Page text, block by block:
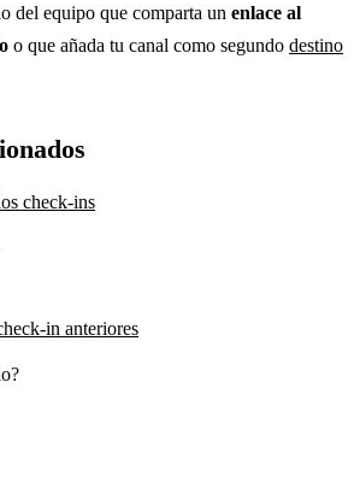
del equipo que comparta un enlace al
o que añada tu canal como segundo destino
check-ins
in anteriores